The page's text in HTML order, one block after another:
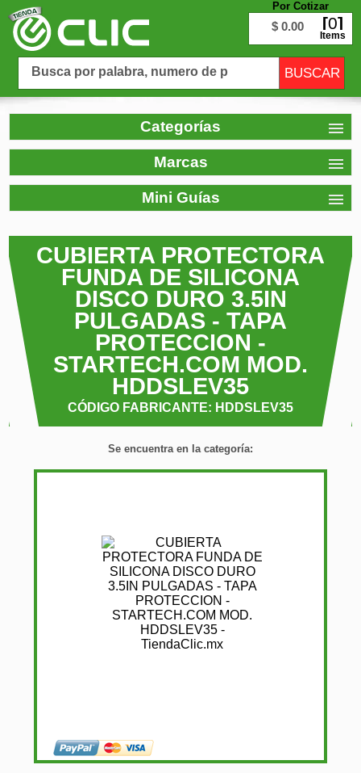
Por Cotizar
$ 0.00 0
Items
Categorías
Marcas
Mini Guías
CUBIERTA PROTECTORA
FUNDA DE SILICONA
DISCO DURO 3.5IN
PULGADAS - TAPA
PROTECCION -
STARTECH.COM MOD.
HDDSLEV35
CÓDIGO FABRICANTE: HDDSLEV35
Se encuentra en la categoría: